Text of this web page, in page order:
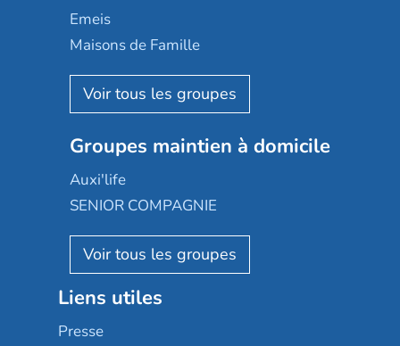
Domusvi
Happy Senior
Aquarelia
Nexity edenea
Les jardins d'Arcadie
Occitalia
Appartseniors
Reseda
Stella management
Les villages d'or
Sérénys
Emeis
Maisons de Famille
Korian
Emera
Groupe SOS
Le Noble Âge
Almage
Résidalya
Groupe aplus
Groupes maintien à domicile
Auxi'life
SENIOR COMPAGNIE
AGE D'OR Services
Liens utiles
Presse